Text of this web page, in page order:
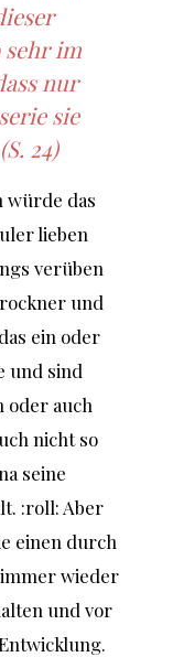
sehr im
nur
sie
24)
würde das
lieben
verüben
und
ein oder
und sind
oder auch
nicht so
seine
:roll: Aber
einen durch
immer wieder
und vor